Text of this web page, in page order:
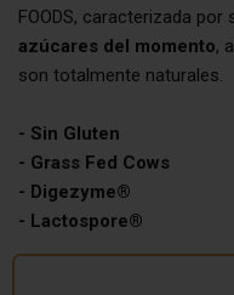
FOODS, caracterizada por
azúcares del momento,
son totalmente naturales.
- Sin Gluten
- Grass Fed Cows
- Digezyme®
- Lactospore®